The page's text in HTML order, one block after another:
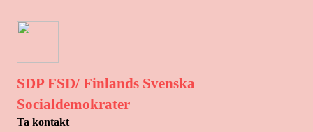
SDP FSD/ Finlands Svenska
Socialdemokrater
Ta kontakt